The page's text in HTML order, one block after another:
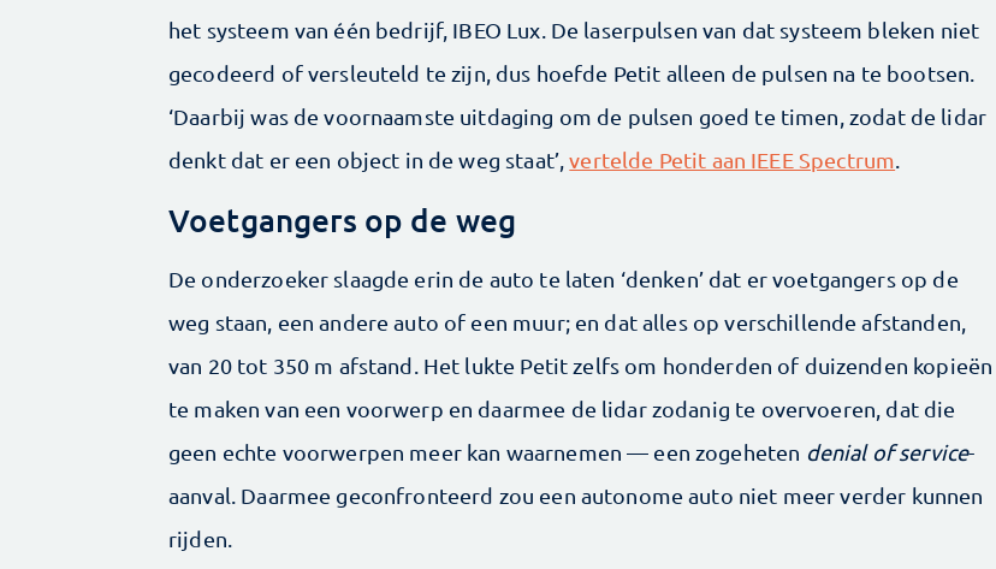
het systeem van één bedrijf, IBEO Lux. De laserpulsen van dat systeem bleken niet
gecodeerd of versleuteld te zijn, dus hoefde Petit alleen de pulsen na te bootsen.
‘Daarbij was de voornaamste uitdaging om de pulsen goed te timen, zodat de lidar
denkt dat er een object in de weg staat’,vertelde Petit aan IEEE Spectrum
Voetgangers op de weg
De onderzoeker slaagde erin de auto te laten ‘denken’ dat er voetgangers op de
weg staan, een andere auto of een muur; en dat alles op verschillende afstanden,
van 20 tot 350 m afstand. Het lukte Petit zelfs om honderden of duizenden kopieën
te maken van een voorwerp en daarmee de lidar zodanig te overvoeren, dat die
geen echte voorwerpen meer kan waarnemen — een zogeheten denial of service-
aanval. Daarmee geconfronteerd zou een autonome auto niet meer verder kunnen
rijden.